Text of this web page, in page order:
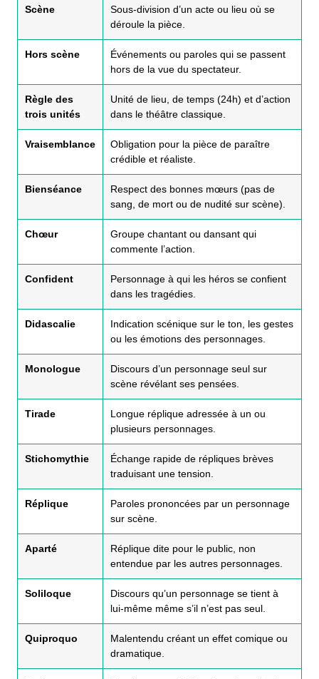
Scène
Sous-division d’un acte ou lieu où se
déroule la pièce.
Hors scène
Événements ou paroles qui se passent
hors de la vue du spectateur.
Règle des
trois unités
Unité de lieu, de temps (24h) et d’action
dans le théâtre classique.
Vraisemblance
Obligation pour la pièce de paraître
crédible et réaliste.
Bienséance
Respect des bonnes mœurs (pas de
sang, de mort ou de nudité sur scène).
Chœur
Groupe chantant ou dansant qui
commente l’action.
Confident
Personnage à qui les héros se confient
dans les tragédies.
Didascalie
Indication scénique sur le ton, les gestes
ou les émotions des personnages.
Monologue
Discours d’un personnage seul sur
scène révélant ses pensées.
Tirade
Longue réplique adressée à un ou
plusieurs personnages.
Stichomythie
Échange rapide de répliques brèves
traduisant une tension.
Réplique
Paroles prononcées par un personnage
sur scène.
Aparté
Réplique dite pour le public, non
entendue par les autres personnages.
Soliloque
Discours qu’un personnage se tient à
lui-même même s’il n’est pas seul.
Quiproquo
Malentendu créant un effet comique ou
dramatique.